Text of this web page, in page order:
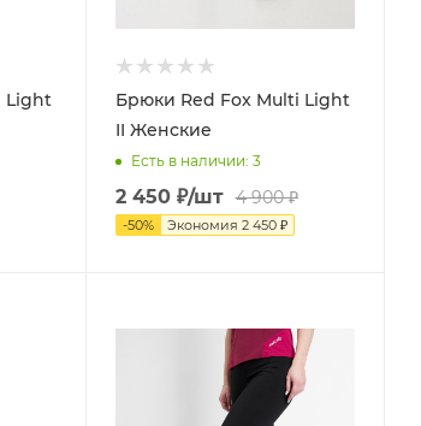
Light
Брюки Red Fox Multi Light
II Женские
Есть в наличии: 3
2 450₽/шт 4 900₽
-50% Экономия 2 450₽